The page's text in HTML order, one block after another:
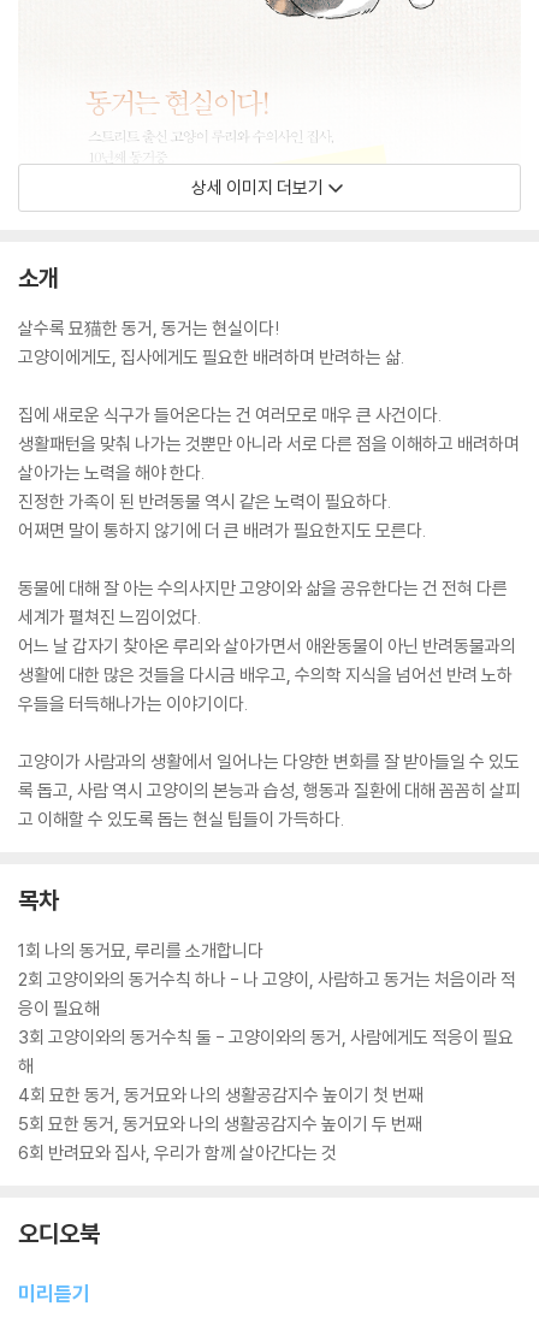
상세 이미지 더보기
소개
살수록 묘猫한 동거, 동거는 현실이다!
고양이에게도, 집사에게도 필요한 배려하며 반려하는 삶.
집에 새로운 식구가 들어온다는 건 여러모로 매우 큰 사건이다.
생활패턴을 맞춰 나가는 것뿐만 아니라 서로 다른 점을 이해하고 배려하며
살아가는 노력을 해야 한다.
진정한 가족이 된 반려동물 역시 같은 노력이 필요하다.
어쩌면 말이 통하지 않기에 더 큰 배려가 필요한지도 모른다.
동물에 대해 잘 아는 수의사지만 고양이와 삶을 공유한다는 건 전혀 다른
세계가 펼쳐진 느낌이었다.
어느 날 갑자기 찾아온 루리와 살아가면서 애완동물이 아닌 반려동물과의
생활에 대한 많은 것들을 다시금 배우고, 수의학 지식을 넘어선 반려 노하
우들을 터득해나가는 이야기이다.
고양이가 사람과의 생활에서 일어나는 다양한 변화를 잘 받아들일 수 있도
록 돕고, 사람 역시 고양이의 본능과 습성, 행동과 질환에 대해 꼼꼼히 살피
고 이해할 수 있도록 돕는 현실 팁들이 가득하다.
목차
1회 나의 동거묘, 루리를 소개합니다
2회 고양이와의 동거수칙 하나 - 나 고양이, 사람하고 동거는 처음이라 적
응이 필요해
3회 고양이와의 동거수칙 둘 - 고양이와의 동거, 사람에게도 적응이 필요
해
4회 묘한 동거, 동거묘와 나의 생활공감지수 높이기 첫 번째
5회 묘한 동거, 동거묘와 나의 생활공감지수 높이기 두 번째
6회 반려묘와 집사, 우리가 함께 살아간다는 것
오디오북
미리듣기